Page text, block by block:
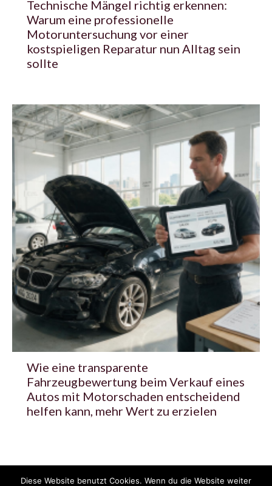
Technische Mängel richtig erkennen:
Warum eine professionelle
Motoruntersuchung vor einer
kostspieligen Reparatur nun Alltag sein
sollte
Wie eine transparente
Fahrzeugbewertung beim Verkauf eines
Autos mit Motorschaden entscheidend
helfen kann, mehr Wert zu erzielen
Diese Website benutzt Cookies. Wenn du die Website weiter